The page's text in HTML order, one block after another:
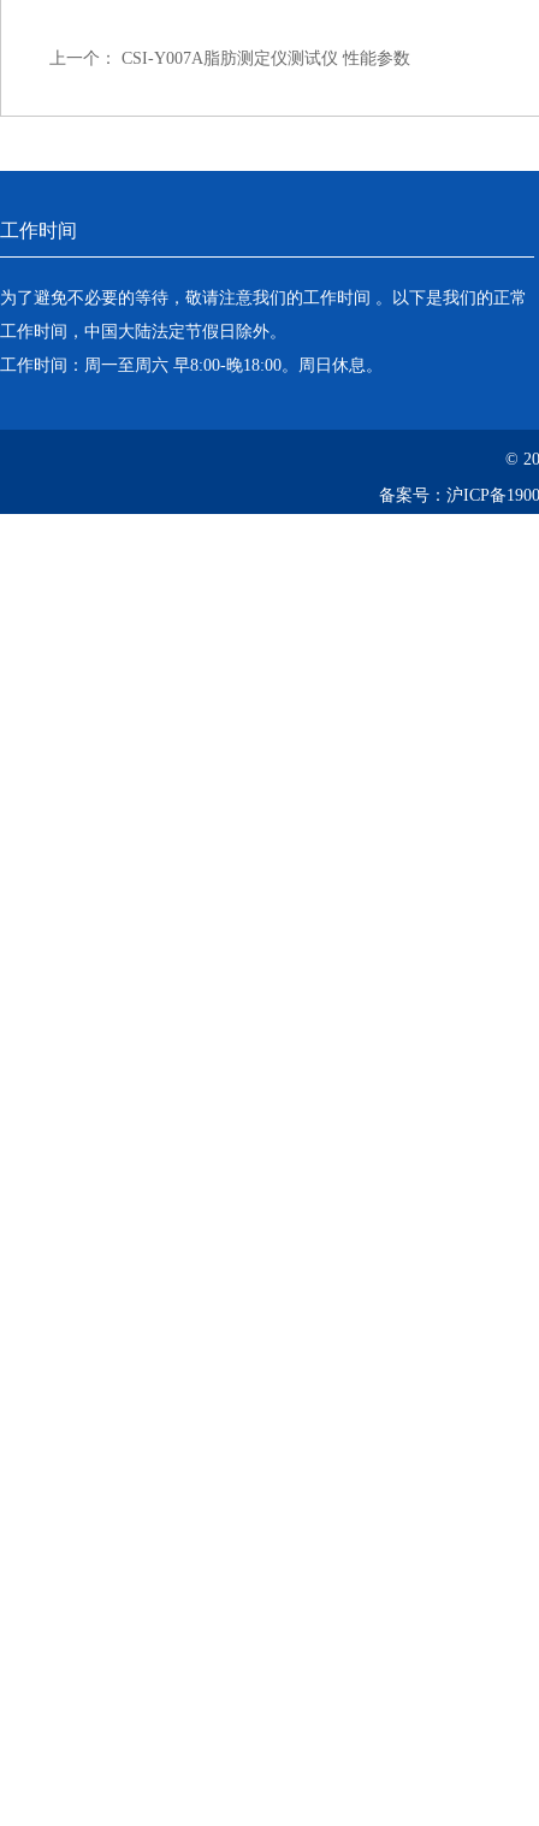
上一个： CSI-Y007A脂肪测定仪测试仪 性能参数
工作时间
为了避免不必要的等待，敬请注意我们的工作时间 。以下是我们的正常
工作时间，中国大陆法定节假日除外。
工作时间：周一至周六 早8:00-晚18:00。周日休息。
©
备案号： 沪ICP备